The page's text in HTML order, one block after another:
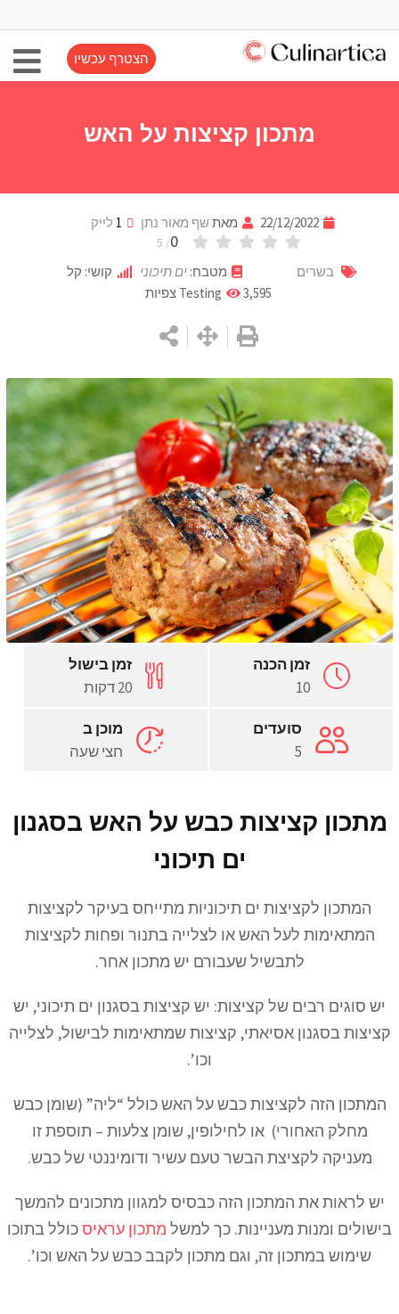
הצטרף עכשיו
מתכון קציצות על האש
22/12/2022 מאתשף מאור נתן 1 לייק
0
/ 5
בשרים מטבח: ים תיכוני
קושי: קל
Testing
3,595 צפיות
זמן הכנה
10
זמן בישול
20 דקות
סועדים
5
מוכן ב
חצי שעה
מתכון קציצות כבש על האש בסגנון
ים תיכוני
המתכון לקציצות ים תיכוניות מתייחס בעיקר לקציצות
המתאימות לעל האש או לצלייה בתנור ופחות לקציצות
לתבשיל שעבורם יש מתכון אחר.
יש סוגים רבים של קציצות: יש קציצות בסגנון ים תיכוני, יש
קציצות בסגנון אסיאתי, קציצות שמתאימות לבישול, לצלייה
וכו’.
המתכון הזה לקציצות כבש על האש כולל “ליה” (שומן כבש
מחלק האחורי) או לחילופין, שומן צלעות – תוספת זו
מעניקה לקציצת הבשר טעם עשיר ודומיננטי של כבש.
יש לראות את המתכון הזה כבסיס למגוון מתכונים להמשך
בישולים ומנות מעניינות. כך למשל מתכון עראיסכולל בתוכו
שימוש במתכון זה, וגם מתכון לקבב כבש על האש וכו’.